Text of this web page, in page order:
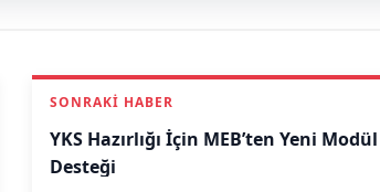
SONRAKI HABER
YKS Hazırlığı İçin MEB’ten Yeni Modül
Desteği